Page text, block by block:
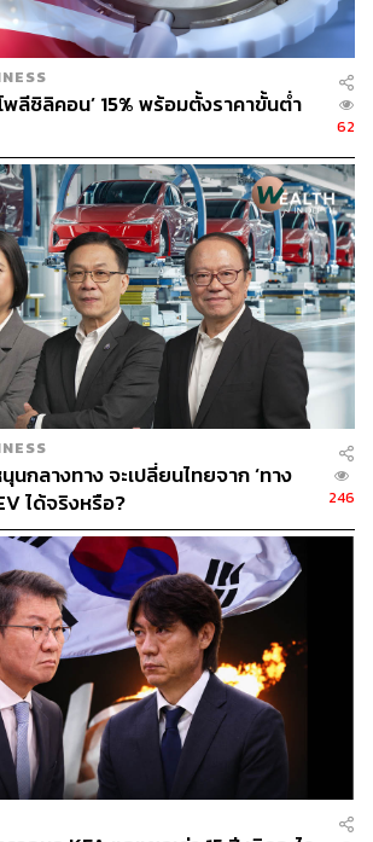
พลีซิลิคอน’ 15% พร้อมตั้งราคาขั้นต่ำ
62
กลางทาง จะเปลี่ยนไทยจาก ‘ทาง
ได้จริงหรือ?
246